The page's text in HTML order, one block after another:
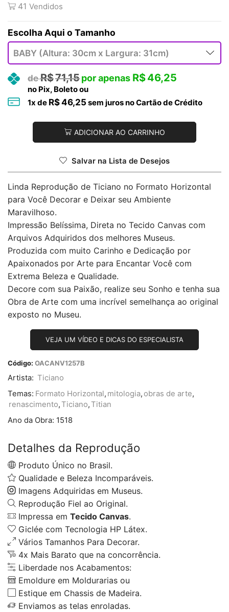
41 Vendidos
Tamanho
R$71,15 R$46,25
no Pix, Boleto ou
1x de R$46,25 sem juros no Cartão de Crédito
ADICIONAR AO CARRINHO
Salvar na Lista de Desejos
Linda Reprodução de Ticiano no Formato Horizontal
para Você Decorar e Deixar seu Ambiente
Maravilhoso.
Impressão Belíssima, Direta no Tecido Canvas com
Arquivos Adquiridos dos melhores Museus.
Produzida com muito Carinho e Dedicação por
Apaixonados por Arte para Encantar Você com
Extrema Beleza e Qualidade.
Decore com sua Paixão, realize seu Sonho e tenha sua
Obra de Arte com uma incrível semelhança ao original
exposto no Museu.
VEJA UM VÍDEO E DICAS DO ESPECIALISTA
Código: OACANV1257B
Artista: Ticiano
Temas: Formato Horizontal , mitologia, obras de arte,
renascimento,Ticiano,Titian
Ano da Obra: 1518
Detalhes da Reprodução
Produto Único no Brasil.
Qualidade e Beleza Incomparáveis.
Imagens Adquiridas em Museus.
Reprodução Fiel ao Original.
Impressa em Tecido Canvas.
Giclée com Tecnologia HP Látex.
Vários Tamanhos Para Decorar.
4x Mais Barato que na concorrência.
Liberdade nos Acabamentos:
Emoldure em Moldurarias ou
Estique em Chassis de Madeira.
Enviamos as telas enroladas.